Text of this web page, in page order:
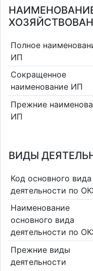
Полное
ИП
Сокращенное
наименование ИП
Прежние
ИП
ВИДЫ
Код основного вида
деятельности по
Наименование
основного вида
деятельности по
Прежние виды
деятельности